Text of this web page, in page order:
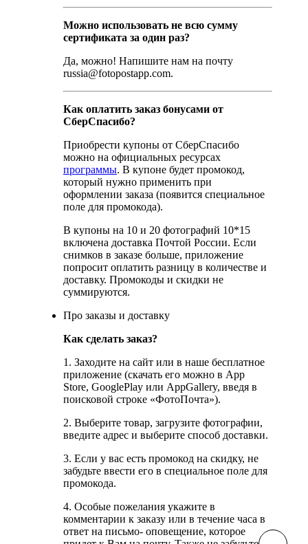
Можно использовать не всю сумму
сертификата за один раз?
Да, можно! Напишите нам на почту
russia@fotopostapp.com.
Как оплатить заказ бонусами от
СберСпасибо?
Приобрести купоны от СберСпасибо
можно на официальных ресурсах
программы. В купоне будет промокод,
который нужно применить при
оформлении заказа (появится специальное
поле для промокода).
В купоны на 10 и 20 фотографий 10*15
включена доставка Почтой России. Если
снимков в заказе больше, приложение
попросит оплатить разницу в количестве и
доставку. Промокоды и скидки не
суммируются.
Про заказы и доставку
Как сделать заказ?
1. Заходите на сайт или в наше бесплатное
приложение (скачать его можно в App
Store, GooglePlay или AppGallery, введя в
поисковой строке «ФотоПочта»).
2. Выберите товар, загрузите фотографии,
введите адрес и выберите способ доставки.
3. Если у вас есть промокод на скидку, не
забудьте ввести его в специальное поле для
промокода.
4. Особые пожелания укажите в
комментарии к заказу или в течение часа в
ответ на письмо- оповещение, которое